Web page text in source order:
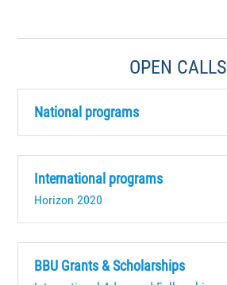
OPEN CALLS
National programs
International programs
Horizon 2020
BBU Grants & Scholarships